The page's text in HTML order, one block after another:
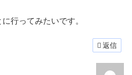
行ってみたいです。
返信